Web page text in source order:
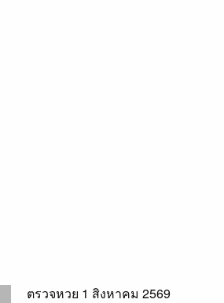
ตรวจหวย 1 สิงหาคม 2569